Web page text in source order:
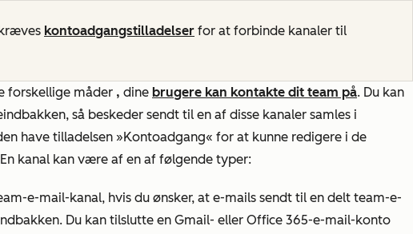
kontoadgangstilladelser for at forbinde kanaler til
forskellige måder , dine brugere kan kontakte dit team på. Du kan
så beskeder sendt til en af disse kanaler samles i
have tilladelsen »Kontoadgang« for at kunne redigere i de
kanal kan være af en af følgende typer:
e-mail-kanal, hvis du ønsker, at e-mails sendt til en delt team-e-
Du kan tilslutte en Gmail- eller Office 365-e-mail-konto